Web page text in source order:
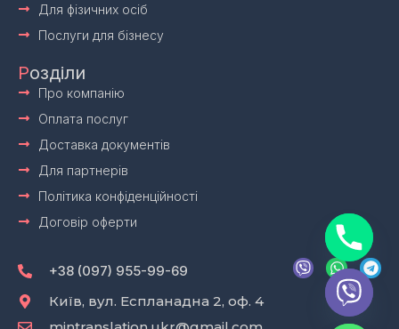
Для фізичних осіб
Послуги для бізнесу
Розділи
Про компанію
Оплата послуг
Доставка документів
Для партнерів
Політика конфіденційності
Договір оферти
+38 (097) 955-99-69
V
i
W
h
a
t
s
T
e
l
e
Київ, вул. Еспланадна 2, оф. 4